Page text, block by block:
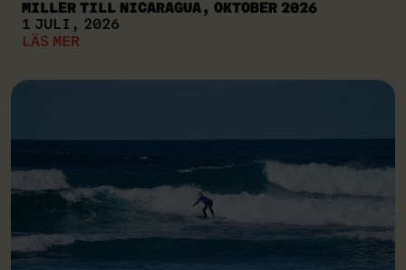
MILLER TILL NICARAGUA, OKTOBER 2026
1 JULI, 2026
LÄS MER